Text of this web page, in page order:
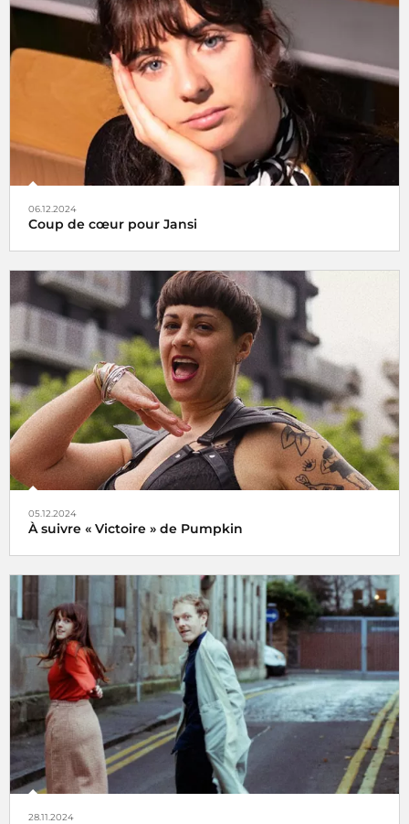
Tels des oiseaux migrateurs à partir du lundi 16 décembre
2024 retrouvez nos rubriquesCoup de cœur
non plus ici (sur radiofrance.com) mais là, à savoir sur la
plateforme
06.12.2024
Coup de cœur pour Jansi
Le choix de Jansi
05.12.2024
À suivre « Victoire » de Pumpkin
Veni, vidi, vici !
28.11.2024